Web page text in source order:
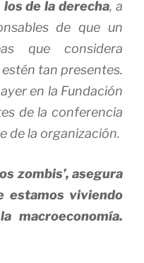
de la derecha, a
de que un
que considera
tan presentes.
en la Fundación
de la conferencia
de la organización.
zombis’, asegura
estamos viviendo
macroeconomía.